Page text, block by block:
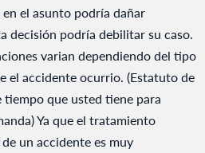
el asunto podría dañar
decisión podría debilitar su caso.
varian dependiendo del tipo
el accidente ocurrio. (Estatuto de
que usted tiene para
Ya que el tratamiento
un accidente es muy